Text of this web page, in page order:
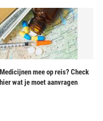
Medicijnen mee op reis? Check
hier wat je moet aanvragen